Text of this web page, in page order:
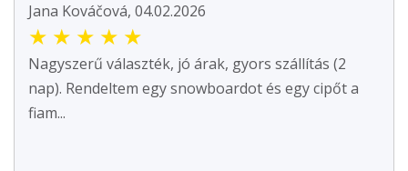
Jana Kováčová, 04.02.2026
★ ★ ★ ★ ★
Nagyszerű választék, jó árak, gyors szállítás (2
nap). Rendeltem egy snowboardot és egy cipőt a
fiam...